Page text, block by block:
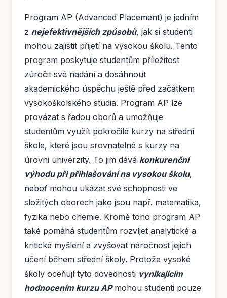
Program AP (Advanced Placement) je jedním
z nejefektivnějších způsobů, jak si studenti
mohou zajistit přijetí na vysokou školu. Tento
program poskytuje studentům příležitost
zúročit své nadání a dosáhnout
akademického úspěchu ještě před začátkem
vysokoškolského studia. Program AP lze
provázat s řadou oborů a umožňuje
studentům využít pokročilé kurzy na střední
škole, které jsou srovnatelné s kurzy na
úrovni univerzity. To jim dává konkurenční
výhodu při přihlašování na vysokou školu,
neboť mohou ukázat své schopnosti ve
složitých oborech jako jsou např. matematika,
fyzika nebo chemie. Kromě toho program AP
také pomáhá studentům rozvíjet analytické a
kritické myšlení a zvyšovat náročnost jejich
učení během střední školy. Protože vysoké
školy oceňují tyto dovednosti vynikajícím
hodnocením kurzu APmohou studenti pouze